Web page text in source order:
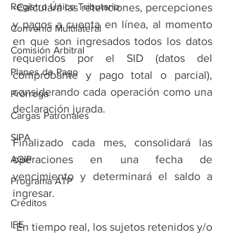
Registro Único Tributario
Convenio Multilateral
Comisión Arbitral
Planes de Pago
Prórroga
Cargas Patronales
SIPA
AGIP
Programa ATP
Créditos
IFE
-Calculará las retenciones, percepciones
y pagos a cuenta en línea, al momento
en que son ingresados todos los datos
requeridos por el SID (datos del
comprobante y pago total o parcial),
considerando cada operación como una
declaración jurada.
Finalizado cada mes, consolidará las
operaciones en una fecha de
vencimiento y determinará el saldo a
ingresar.
-En tiempo real, los sujetos retenidos y/o